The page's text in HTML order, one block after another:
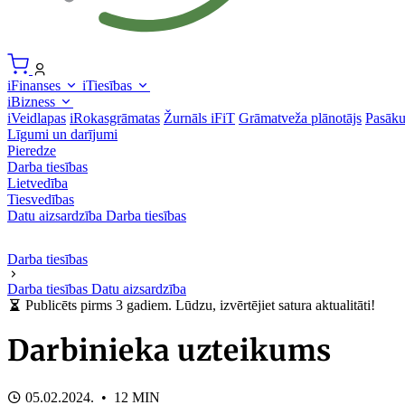
iFinanses
iTiesības
iBizness
iVeidlapas iRokasgrāmatas Žurnāls iFiT Grāmatveža plānotājs
Līgumi un darījumi
Pieredze
Darba tiesības
Lietvedība
Tiesvedības
Datu aizsardzība Darba tiesības
Darba tiesības
Darba tiesības Datu aizsardzība
Publicēts pirms 3 gadiem. Lūdzu, izvērtējiet satura aktualitāti!
Darbinieka uzteikums
05.02.2024. • 12 MIN